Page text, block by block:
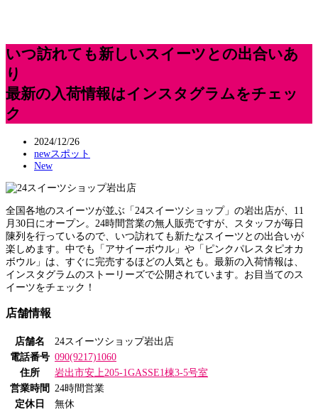
いつ訪れても新しいスイーツとの出合いあ
り
最新の入荷情報はインスタグラムをチェッ
ク
2024/12/26
newスポット
New
全国各地のスイーツが並ぶ「24スイーツショップ」の岩出店が、11
月30日にオープン。24時間営業の無人販売ですが、スタッフが毎日
陳列を行っているので、いつ訪れても新たなスイーツとの出合いが
楽しめます。中でも「アサイーボウル」や「ピンクパレスタピオカ
ボウル」は、すぐに完売するほどの人気とも。最新の入荷情報は、
インスタグラムのストーリーズで公開されています。お目当てのス
イーツをチェック！
店舗情報
店舗名
24スイーツショップ岩出店
電話番号 090(9217)1060
住所
岩出市安上205-1GASSE1棟3-5号室
営業時間
24時間営業
定休日
無休